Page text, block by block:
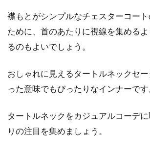
チェスターコートは女性
す。チェスターコートで
コートを着こなす
秋冬ファッションの主役
襟もとがシンプルなチェスターコー
ために、首のあたりに視線を集める
るのもよいでしょう。
おしゃれに見えるタートルネックセ
った意味でもぴったりなインナーです
タートルネックをカジュアルコーデ
りの注目を集めましょう。